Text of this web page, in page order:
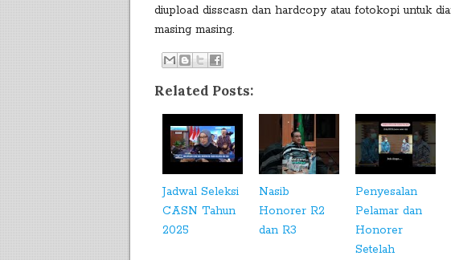
diupload disscasn dan hardcopy atau fotokopi untuk
masing masing.
Related Posts:
Jadwal Seleksi
CASN Tahun
2025
Nasib
Honorer R2
dan R3
Penyesalan
Pelamar dan
Honorer
Setelah